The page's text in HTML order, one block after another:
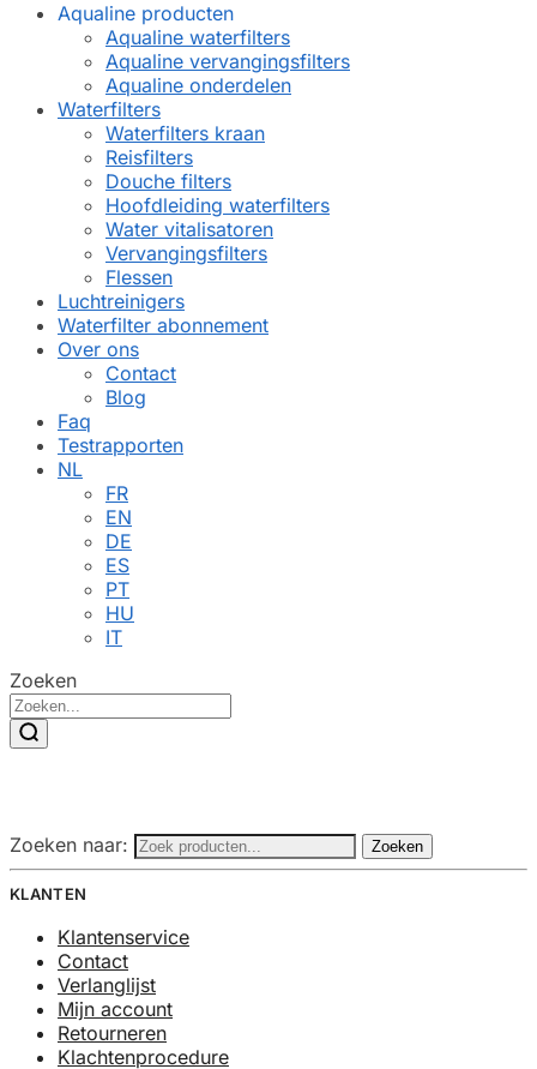
Aqualine producten
Aqualine waterfilters
Aqualine vervangingsfilters
Aqualine onderdelen
Waterfilters
Waterfilters kraan
Reisfilters
Douche filters
Hoofdleiding waterfilters
Water vitalisatoren
Vervangingsfilters
Flessen
Luchtreinigers
Waterfilter abonnement
Over ons
Contact
Blog
Faq
Testrapporten
NL
FR
EN
DE
ES
PT
HU
IT
Zoeken
Zoeken naar: Zoeken
KLANTEN
Klantenservice
Contact
Verlanglijst
Mijn account
Retourneren
Klachtenprocedure